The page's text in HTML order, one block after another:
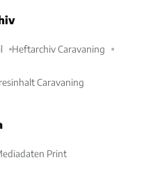
Heftarchiv Caravaning
Caravaning
Print